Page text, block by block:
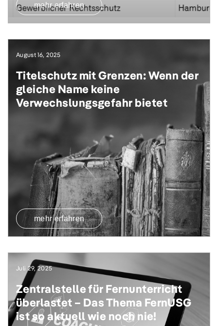
mehr erfahren
August 16, 2025
Titelschutz mit Grenzen: Wenn der
gleiche Name keine
Verwechslungsgefahr bietet
mehr erfahren
Juli 29, 2025
Zentralstelle für Fernunterricht
überlastet – Das Thema FernUSG
ist so aktuell wie noch nie!